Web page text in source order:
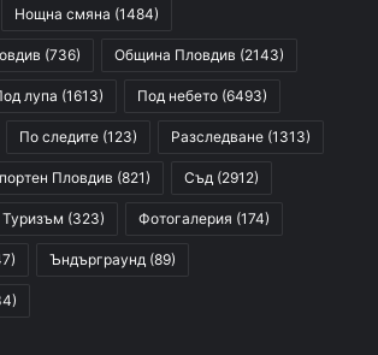
Нощна смяна (1484)
(736) Община Пловдив (2143)
лупа (1613) Под небето (6493)
По следите (123) Разследване (1313)
Пловдив (821) Съд (2912)
Туризъм (323) Фотогалерия (174)
Ъндърграунд (89)